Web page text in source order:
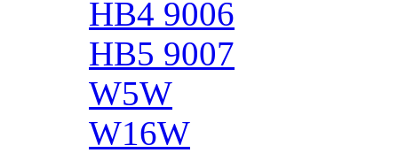
HB4 9006
HB5 9007
W5W
W16W